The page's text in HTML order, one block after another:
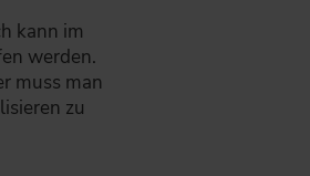
kann im
werden.
muss man
zu